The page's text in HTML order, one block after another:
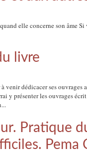
elle concerne son âme Si
livre
venir dédicacer ses ouvrages
y présenter les ouvrages
Pratique
Pema